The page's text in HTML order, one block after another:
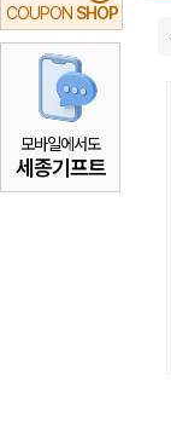
COUPON SHOP
모바일에서도
세종기프트